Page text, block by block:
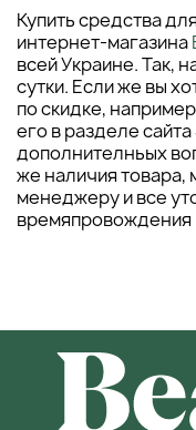
Купить средства
интернет-магазина
всей Украине. Так,
сутки. Если же вы
по скидке,
его в разделе
дополнителньых
же наличия
менеджеру и все
времяпровождения